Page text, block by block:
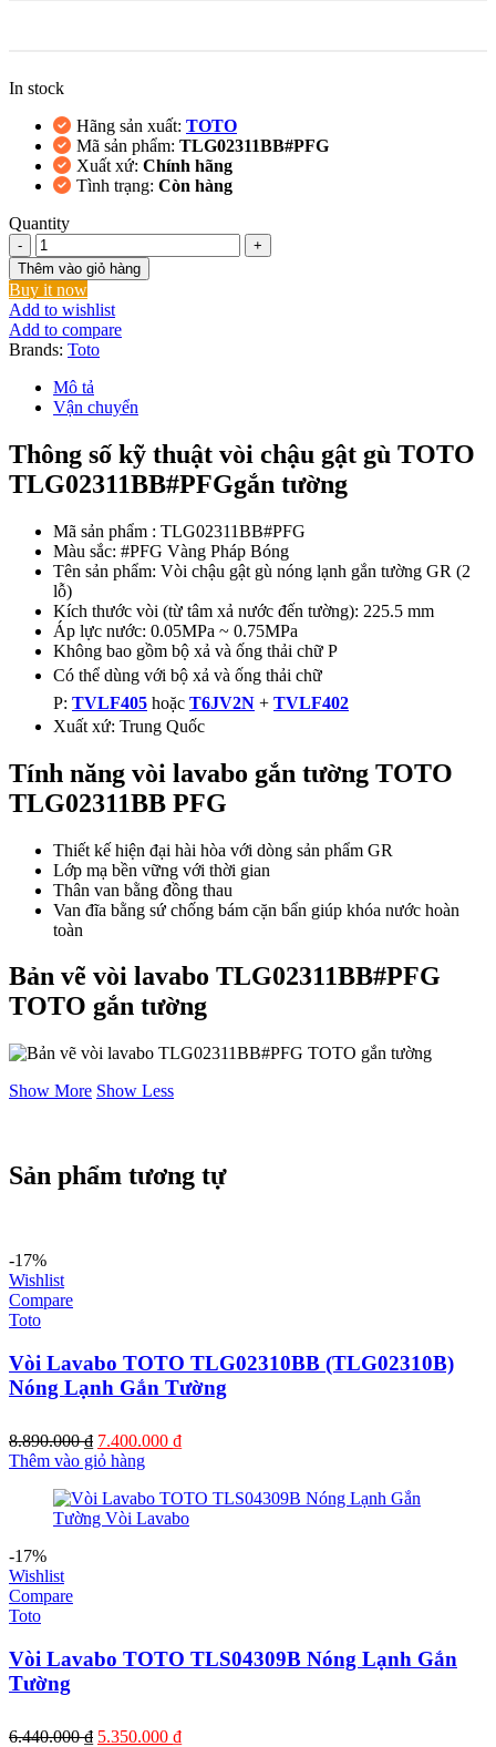
In stock
Hãng sản xuất: TOTO
Mã sản phẩm: TLG02311BB#PFG
Xuất xứ: Chính hãng
Tình trạng: Còn hàng
Quantity
Vòi
Lavabo
TOTO
TLG02311BB#PFG
Nóng
Lạnh
Gắn
Tường
vàng
Pháp
Bóng
số
lượng
Thêm vào giỏ hàng
Buy it now
Add to wishlist
Add to compare
Brands: Toto
Mô tả
Vận chuyển
Thông số kỹ thuật vòi chậu gật gù TOTO
TLG02311BB#PFGgắn tường
Mã sản phẩm : TLG02311BB#PFG
Màu sắc: #PFG Vàng Pháp Bóng
Tên sản phẩm: Vòi chậu gật gù nóng lạnh gắn tường GR (2
lỗ)
Kích thước vòi (từ tâm xả nước đến tường): 225.5 mm
Áp lực nước: 0.05MPa ~ 0.75MPa
Không bao gồm bộ xả và ống thải chữ P
Có thể dùng với bộ xả và ống thải chữ
P: TVLF405 hoặc T6JV2N + TVLF402
Xuất xứ: Trung Quốc
Tính năng vòi lavabo gắn tường TOTO
TLG02311BB PFG
Thiết kế hiện đại hài hòa với dòng sản phẩm GR
Lớp mạ bền vững với thời gian
Thân van bằng đồng thau
Van đĩa bằng sứ chống bám cặn bẩn giúp khóa nước hoàn
toàn
Bản vẽ vòi lavabo TLG02311BB#PFG
TOTO gắn tường
Show More Show Less
Sản phẩm tương tự
-17%
Wishlist
Compare
Toto
Vòi Lavabo TOTO TLG02310BB (TLG02310B)
Nóng Lạnh Gắn Tường
8.890.000₫ Giá
gốc
8.890.000 ₫.
7.400.000 ₫Giá
là:
7.400.000 ₫.
Thêm vào giỏ hàng
-17%
Wishlist
Compare
Toto
Vòi Lavabo TOTO TLS04309B Nóng Lạnh Gắn
Tường
6.440.000₫ Giá
5.350.000 ₫Giá